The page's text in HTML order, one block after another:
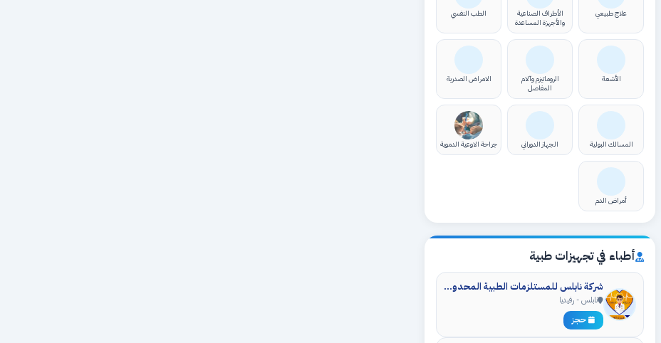
علاج طبيعي
الأطراف الصناعية
والأجهزة المساعدة
الطب النفسي
الأشعة
الروماتيزم وآلام
المفاصل
الامراض الصدرية
المسالك البولية الجهاز الدوراني جراحة الاوعية الدموية
أمراض الدم
أطباء في تجهيزات طبية
شركة نابلس للمستلزمات الطبية المحدودة
نابلس - رفيديا
حجز